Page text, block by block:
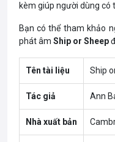
kèm giúp người dùng có
Bạn có thể tham khảo
phát âm Ship or Sheep
Tên tài liệu Ship
Tác giả Ann
Nhà xuất bản